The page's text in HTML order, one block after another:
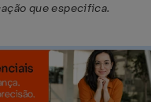
que especifica.